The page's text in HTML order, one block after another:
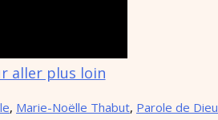
aller plus loin
, Marie-Noëlle Thabut, Parole de Dieu